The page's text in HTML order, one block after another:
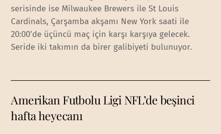
serisinde ise Milwaukee Brewers ile St Louis
Cardinals, Çarşamba akşamı New York saati ile
20:00’de üçüncü maç için karşı karşıya gelecek.
Seride iki takımın da birer galibiyeti bulunuyor.
Amerikan Futbolu Ligi NFL’de beşinci
hafta heyecanı